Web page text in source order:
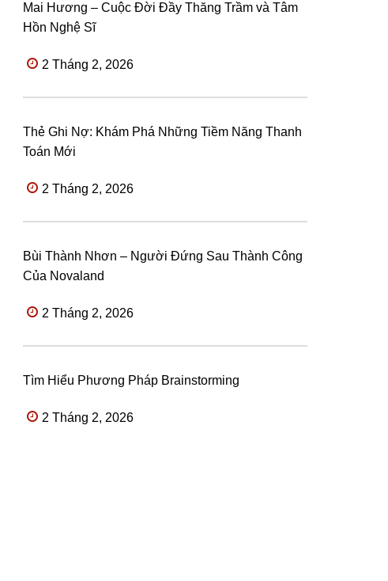
Mai Hương – Cuộc Đời Đầy Thăng Trầm và Tâm
Hồn Nghệ Sĩ
2 Tháng 2, 2026
Thẻ Ghi Nợ: Khám Phá Những Tiềm Năng Thanh
Toán Mới
2 Tháng 2, 2026
Bùi Thành Nhơn – Người Đứng Sau Thành Công
Của Novaland
2 Tháng 2, 2026
Tìm Hiểu Phương Pháp Brainstorming
2 Tháng 2, 2026